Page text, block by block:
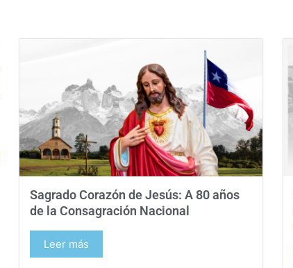
Sagrado Corazón de Jesús: A 80 años
de la Consagración Nacional
Leer más